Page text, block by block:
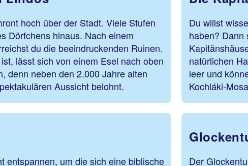
hoch über der Stadt. Viele Stufen
Dörfchens hinaus. Nach einem
du die beeindruckenden Ruinen.
lässt sich von einem Esel nach oben
denn neben den 2.000 Jahre alten
Aussicht belohnt.
entspannen, um die sich eine biblische
Du willst
haben? Dann
natürlichen
leer und
Kochláki-
Der